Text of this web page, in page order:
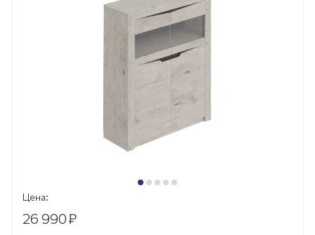
Цена:
26 990₽